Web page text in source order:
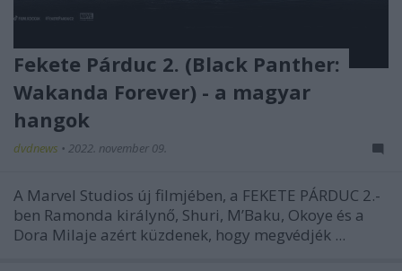
Fekete Párduc 2. (Black Panther:
Wakanda Forever) - a magyar
hangok
dvdnews • 2022. november 09.
A Marvel Studios új filmjében, a FEKETE PÁRDUC 2.-
ben Ramonda királynő, Shuri, M’Baku, Okoye és a
Dora Milaje azért küzdenek, hogy megvédjék ...